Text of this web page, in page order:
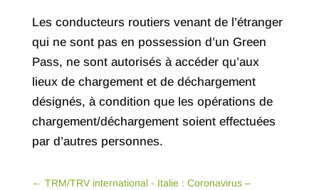
Les conducteurs routiers venant de l’étranger
qui ne sont pas en possession d’un Green
Pass, ne sont autorisés à accéder qu’aux
lieux de chargement et de déchargement
désignés, à condition que les opérations de
chargement/déchargement soient effectuées
par d’autres personnes.
← TRM/TRV international - Italie : Coronavirus –